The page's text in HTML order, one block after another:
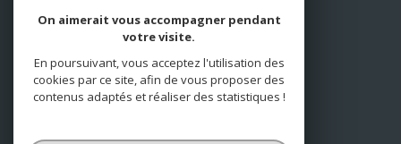
CHARLEVILLE-MEZIERES
NOUS
On aimerait vous accompagner pendant
votre visite.
En poursuivant, vous acceptez l'utilisation des
cookies par ce site, afin de vous proposer des
contenus adaptés et réaliser des statistiques !